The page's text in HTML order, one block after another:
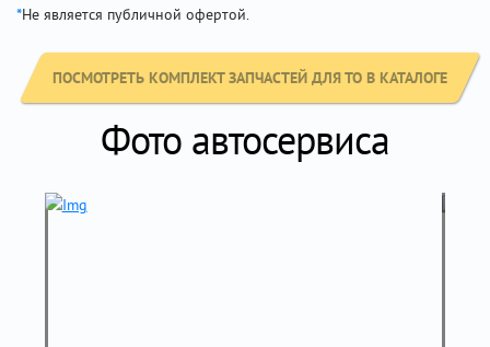
*Не является публичной офертой.
ПОСМОТРЕТЬ КОМПЛЕКТ ЗАПЧАСТЕЙ ДЛЯ ТО В КАТАЛОГЕ
Фото автосервиса